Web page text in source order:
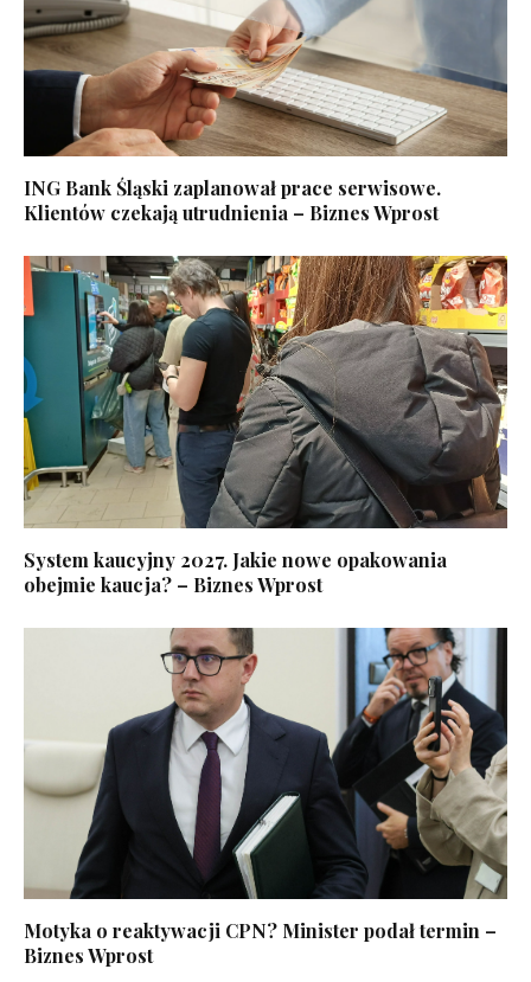
ING Bank Śląski zaplanował prace serwisowe.
Klientów czekają utrudnienia – Biznes Wprost
System kaucyjny 2027. Jakie nowe opakowania
obejmie kaucja? – Biznes Wprost
Motyka o reaktywacji CPN? Minister podał termin –
Biznes Wprost